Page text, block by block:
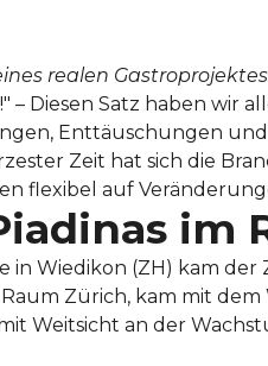
realen
– Diesen Satz haben wir
Enttäuschungen
Zeit hat sich die
flexibel auf
im
in Wiedikon (ZH) kam
Zürich, kam mit
Weitsicht an der